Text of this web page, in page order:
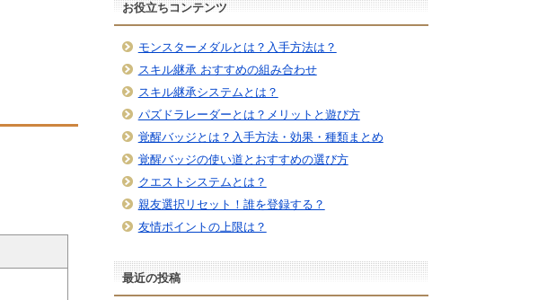
お役立ちコンテンツ
モンスターメダルとは？入手方法は？
スキル継承 おすすめの組み合わせ
スキル継承システムとは？
パズドラレーダーとは？メリットと遊び方
覚醒バッジとは？入手方法・効果・種類まとめ
覚醒バッジの使い道とおすすめの選び方
クエストシステムとは？
親友選択リセット！誰を登録する？
友情ポイントの上限は？
最近の投稿